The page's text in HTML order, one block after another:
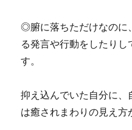
◎腑に落ちただけなのに
る発言や行動をしたりし
す。
抑え込んでいた自分に
は癒されまわりの見え方